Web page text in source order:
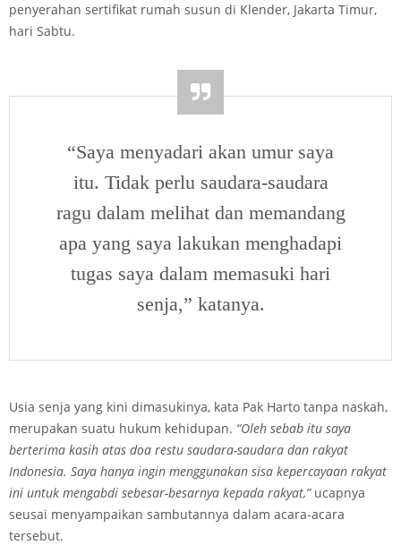
penyerahan sertifikat rumah susun di Klender, Jakarta Timur,
hari Sabtu.
“Saya menyadari akan umur saya
itu. Tidak perlu saudara-saudara
ragu dalam melihat dan memandang
apa yang saya lakukan menghadapi
tugas saya dalam memasuki hari
senja,” katanya.
Usia senja yang kini dimasukinya, kata Pak Harto tanpa naskah,
merupakan suatu hukum kehidupan. “Oleh sebab itu saya
berterima kasih atas doa restu saudara-saudara dan rakyat
Indonesia. Saya hanya ingin menggunakan sisa kepercayaan rakyat
ini untuk mengabdi sebesar-besarnya kepada rakyat,”ucapnya
seusai menyampaikan sambutannya dalam acara-acara
tersebut.